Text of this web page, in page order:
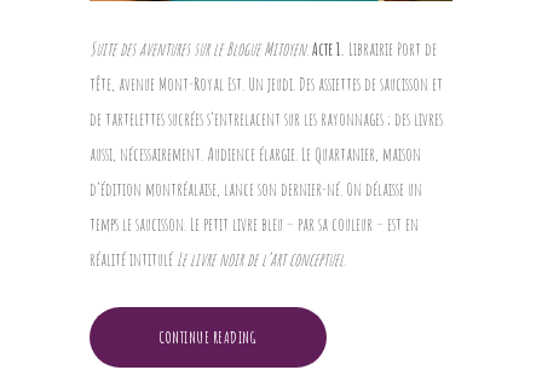
Suite des aventures sur le Blogue Mitoyen.Acte 1. Librairie Port de
tête, avenue Mont-Royal Est. Un jeudi. Des assiettes de saucisson et
de tartelettes sucrées s’entrelacent sur les rayonnages ; des livres
aussi, nécessairement. Audience élargie. Le Quartanier, maison
d’édition montréalaise, lance son dernier-né. On délaisse un
temps le saucisson. Le petit livre bleu – par sa couleur – est en
réalité intitulé Le livre noir de l’art conceptuel.
CONTINUE READING